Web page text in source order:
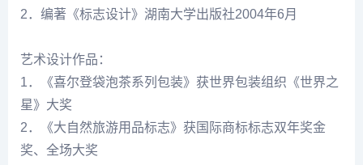
2．编著《标志设计》湖南大学出版社2004年6月
艺术设计作品：
1．《喜尔登袋泡茶系列包装》获世界包装组织《世界之
星》大奖
2．《大自然旅游用品标志》获国际商标标志双年奖金
奖、全场大奖